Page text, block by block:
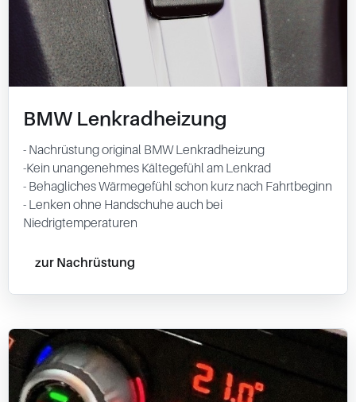
BMW Lenkradheizung
- Nachrüstung original BMW Lenkradheizung
-Kein unangenehmes Kältegefühl am Lenkrad
- Behagliches Wärmegefühl schon kurz nach Fahrtbeginn
- Lenken ohne Handschuhe auch bei
Niedrigtemperaturen
zur Nachrüstung